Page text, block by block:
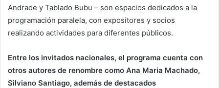
Andrade y Tablado Bubu – son espacios dedicados a la
programación paralela, con expositores y socios
realizando actividades para diferentes públicos.
Entre los invitados nacionales, el programa cuenta con
otros autores de renombre como Ana Maria Machado,
Silviano Santiago, además de destacados